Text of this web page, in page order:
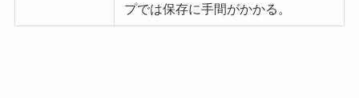
プでは保存に手間がかかる。